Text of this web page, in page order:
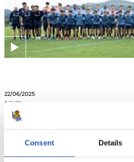
Consent Details
22/06/2025
記事
セグンダへ！